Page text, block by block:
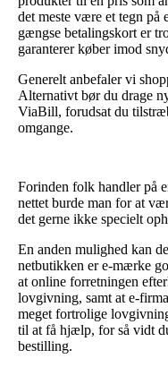
det meste være et tegn
gængse betalingskort er
garanterer køber imod
Generelt anbefaler vi
Alternativt bør du drage
ViaBill, forudsat du
omgange.
Forinden folk handler på
nettet burde man for at
det gerne ikke specielt
En anden mulighed kan
netbutikken er e-mærke
at online forretningen
lovgivning, samt at e-
meget fortrolige
til at få hjælp, for så vidt
bestilling.